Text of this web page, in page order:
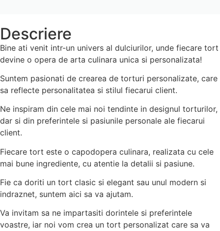
Descriere
Bine ati venit intr-un univers al dulciurilor, unde fiecare tort
devine o opera de arta culinara unica si personalizata!
Suntem pasionati de crearea de torturi personalizate, care
sa reflecte personalitatea si stilul fiecarui client.
Ne inspiram din cele mai noi tendinte in designul torturilor,
dar si din preferintele si pasiunile personale ale fiecarui
client.
Fiecare tort este o capodopera culinara, realizata cu cele
mai bune ingrediente, cu atentie la detalii si pasiune.
Fie ca doriti un tort clasic si elegant sau unul modern si
indraznet, suntem aici sa va ajutam.
Va invitam sa ne impartasiti dorintele si preferintele
voastre, iar noi vom crea un tort personalizat care sa va